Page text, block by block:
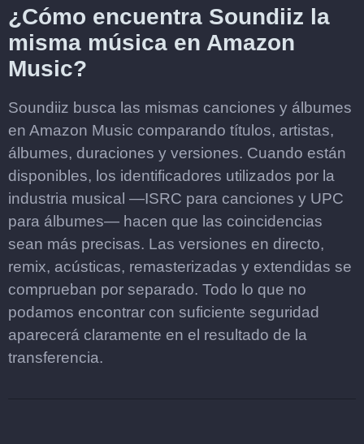
¿Cómo encuentra Soundiiz la
misma música en Amazon
Music?
Soundiiz busca las mismas canciones y álbumes
en Amazon Music comparando títulos, artistas,
álbumes, duraciones y versiones. Cuando están
disponibles, los identificadores utilizados por la
industria musical —ISRC para canciones y UPC
para álbumes— hacen que las coincidencias
sean más precisas. Las versiones en directo,
remix, acústicas, remasterizadas y extendidas se
comprueban por separado. Todo lo que no
podamos encontrar con suficiente seguridad
aparecerá claramente en el resultado de la
transferencia.